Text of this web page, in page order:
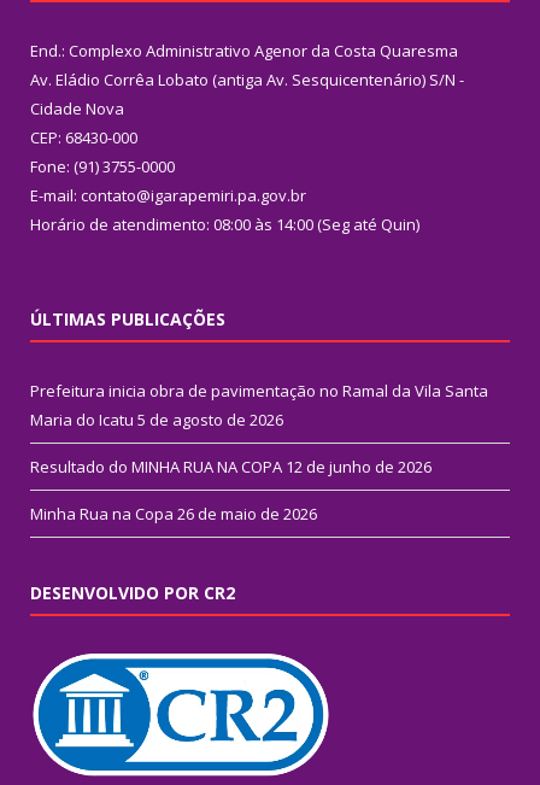
End.: Complexo Administrativo Agenor da Costa Quaresma
Av. Eládio Corrêa Lobato (antiga Av. Sesquicentenário) S/N -
Cidade Nova
CEP: 68430-000
Fone: (91) 3755-0000
E-mail: contato@igarapemiri.pa.gov.br
Horário de atendimento: 08:00 às 14:00 (Seg até Quin)
ÚLTIMAS PUBLICAÇÕES
Prefeitura inicia obra de pavimentação no Ramal da Vila Santa
Maria do Icatu 5 de agosto de 2026
Resultado do MINHA RUA NA COPA 12 de junho de 2026
Minha Rua na Copa 26 de maio de 2026
DESENVOLVIDO POR CR2